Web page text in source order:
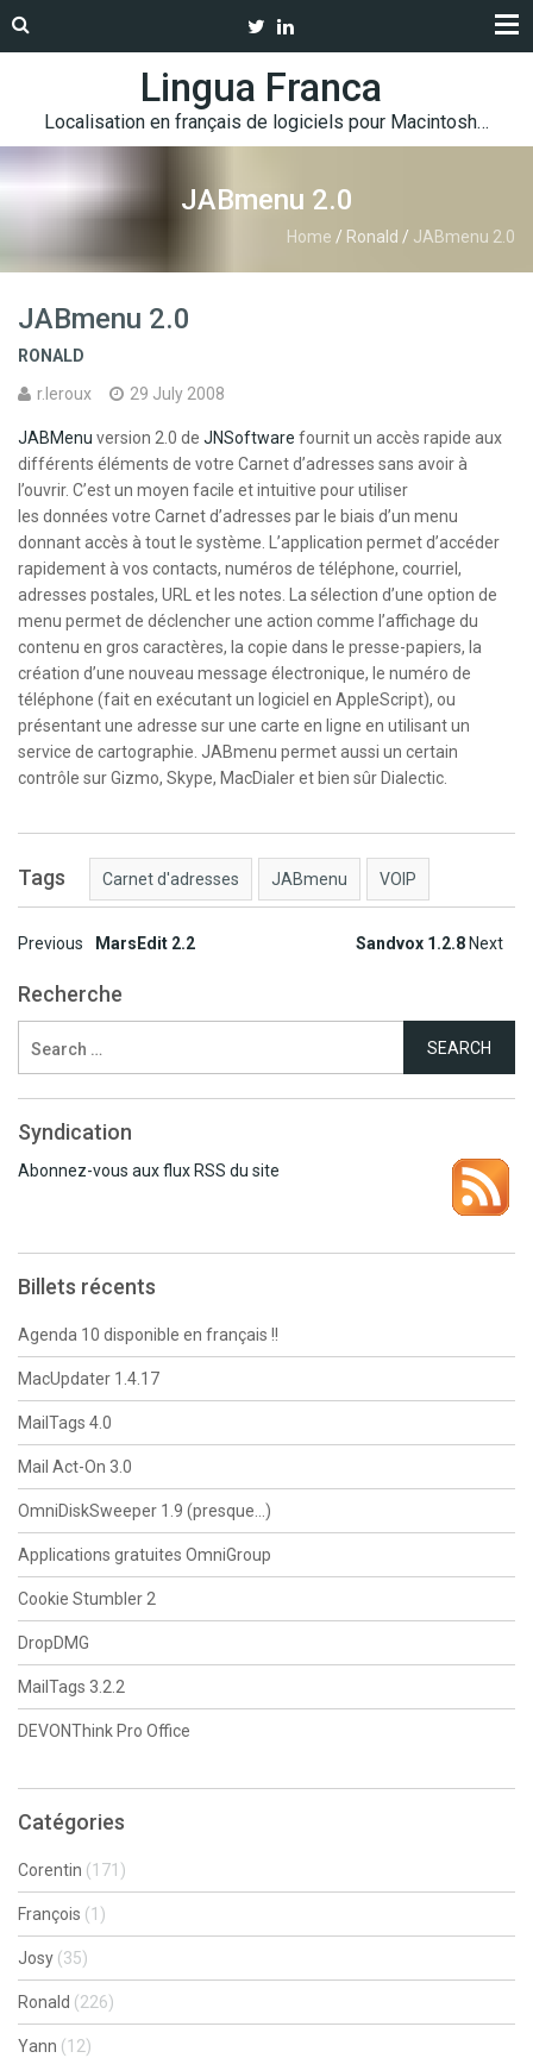
Lingua Franca
Localisation en français de logiciels pour Macintosh…
JABmenu 2.0
Home / Ronald / JABmenu 2.0
JABmenu 2.0
RONALD
r.leroux
29 July 2008
JABMenu version 2.0 de JNSoftware fournit un accès rapide aux
différents éléments de votre Carnet d’adresses sans avoir à
l’ouvrir. C’est un moyen facile et intuitive pour utiliser
les données votre Carnet d’adresses par le biais d’un menu
donnant accès à tout le système. L’application permet d’accéder
rapidement à vos contacts, numéros de téléphone, courriel,
adresses postales, URL et les notes. La sélection d’une option de
menu permet de déclencher une action comme l’affichage du
contenu en gros caractères, la copie dans le presse-papiers, la
création d’une nouveau message électronique, le numéro de
téléphone (fait en exécutant un logiciel en AppleScript), ou
présentant une adresse sur une carte en ligne en utilisant un
service de cartographie. JABmenu permet aussi un certain
contrôle sur Gizmo, Skype, MacDialer et bien sûr Dialectic.
Tags Carnet d'adresses JABmenu VOIP
Post
navigation
Previous MarsEdit 2.2 Sandvox 1.2.8 Next
Recherche
for:
Syndication
Abonnez-vous aux flux RSS du site
Billets récents
Agenda 10 disponible en français !!
MacUpdater 1.4.17
MailTags 4.0
Mail Act-On 3.0
OmniDiskSweeper 1.9 (presque…)
Applications gratuites OmniGroup
Cookie Stumbler 2
DropDMG
MailTags 3.2.2
DEVONThink Pro Office
Catégories
Corentin (171)
François (1)
Josy (35)
Ronald (226)
Yann (12)